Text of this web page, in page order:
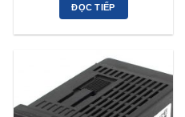
ĐỌC TIẾP